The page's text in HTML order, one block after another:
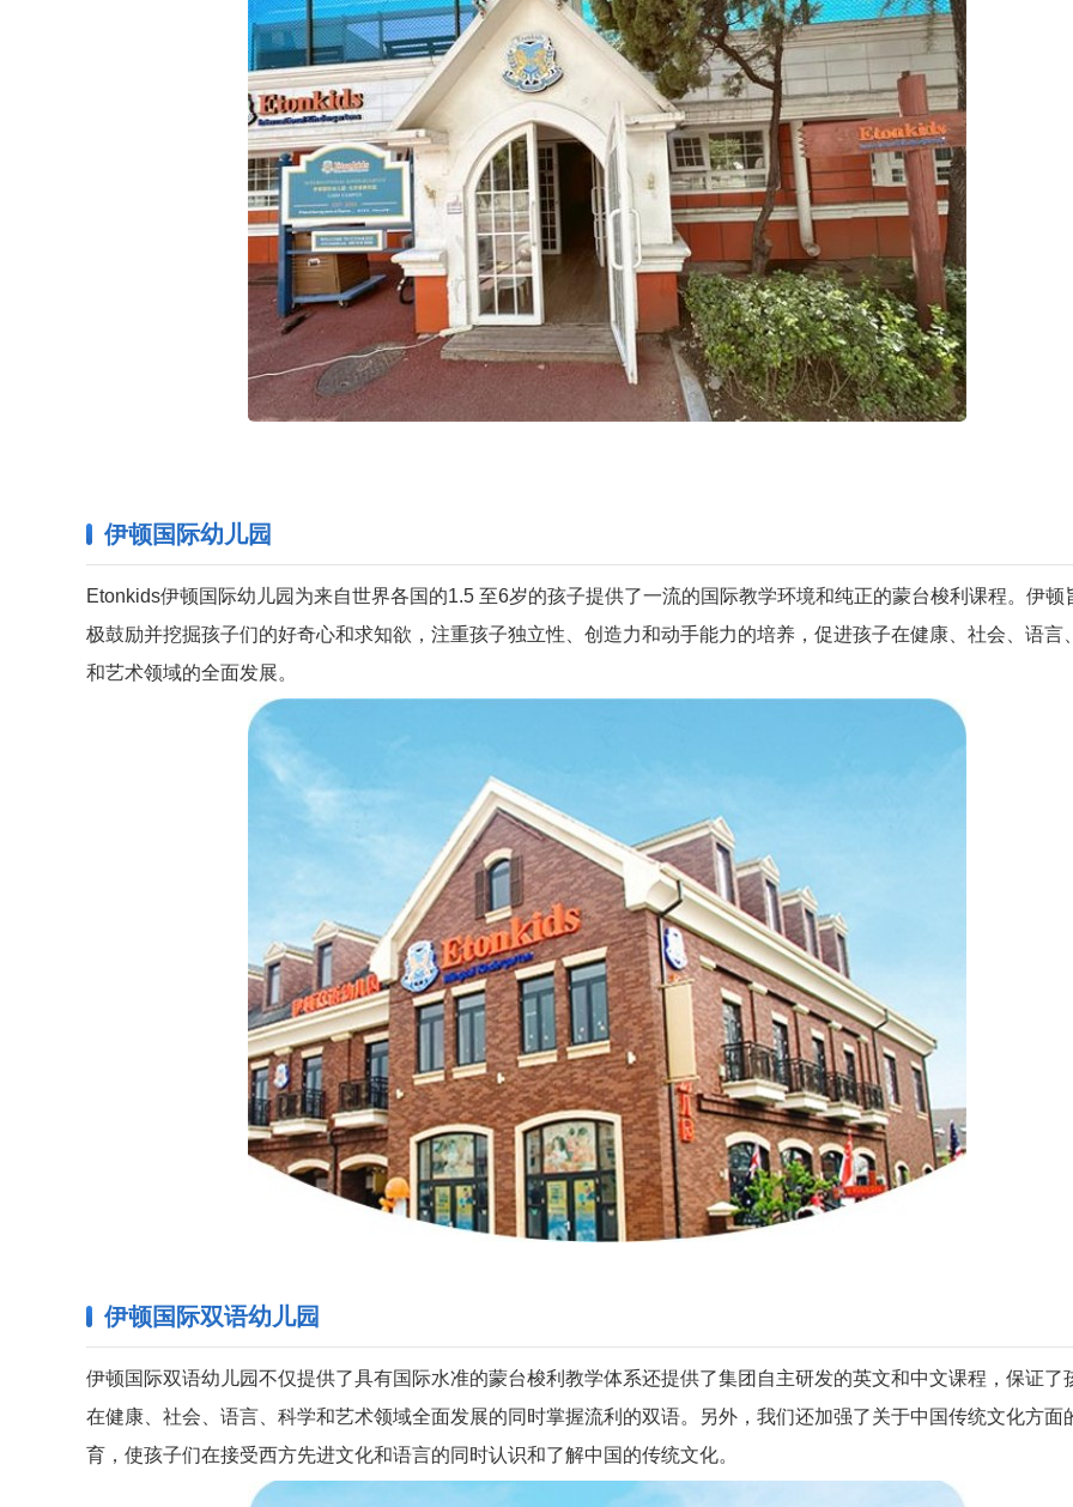
伊顿国际幼儿园
Etonkids伊顿国际幼儿园为来自世界各国的1.5 至6岁的孩子提供了一流的国际教学环境和纯正的蒙台梭利课程。伊顿
极鼓励并挖掘孩子们的好奇心和求知欲，注重孩子独立性、创造力和动手能力的培养，促进孩子在健康、社会、语言
和艺术领域的全面发展。
伊顿国际双语幼儿园
伊顿国际双语幼儿园不仅提供了具有国际水准的蒙台梭利教学体系还提供了集团自主研发的英文和中文课程，保证了
在健康、社会、语言、科学和艺术领域全面发展的同时掌握流利的双语。另外，我们还加强了关于中国传统文化方面
育，使孩子们在接受西方先进文化和语言的同时认识和了解中国的传统文化。